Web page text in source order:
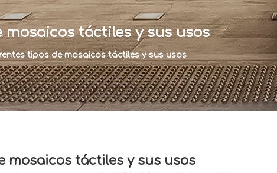
mosaicos táctiles y sus usos
tipos de mosaicos táctiles y sus usos
mosaicos táctiles y sus usos